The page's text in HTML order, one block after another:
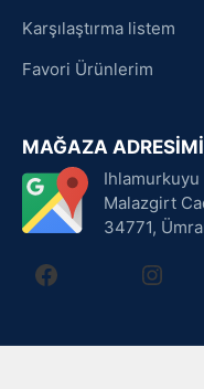
Karşılaştırma listem
Favori Ürünlerim
MAĞAZA
Ihlamurkuyu
Malazgirt
34771,
facebook